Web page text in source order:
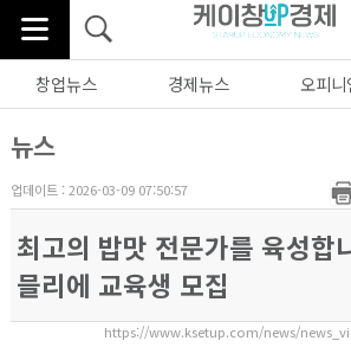
창업뉴스 경제뉴스 오피니
뉴스
업데이트 : 2026-03-09 07:50:57
최고의 밥맛 전문가를 육성합
믈리에 교육생 모집
https://www.ksetup.com/news/